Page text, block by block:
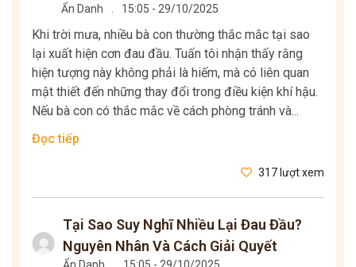
Ẩn Danh 15:05 - 29/10/2025
Khi trời mưa, nhiều bà con thường thắc mắc tại sao
lại xuất hiện cơn đau đầu. Tuấn tôi nhận thấy rằng
hiện tượng này không phải là hiếm, mà có liên quan
mật thiết đến những thay đổi trong điều kiện khí hậu.
Nếu bà con có thắc mắc về cách phòng tránh và...
Đọc tiếp
317 lượt xem
Tại Sao Suy Nghĩ Nhiều Lại Đau Đầu?
Nguyên Nhân Và Cách Giải Quyết